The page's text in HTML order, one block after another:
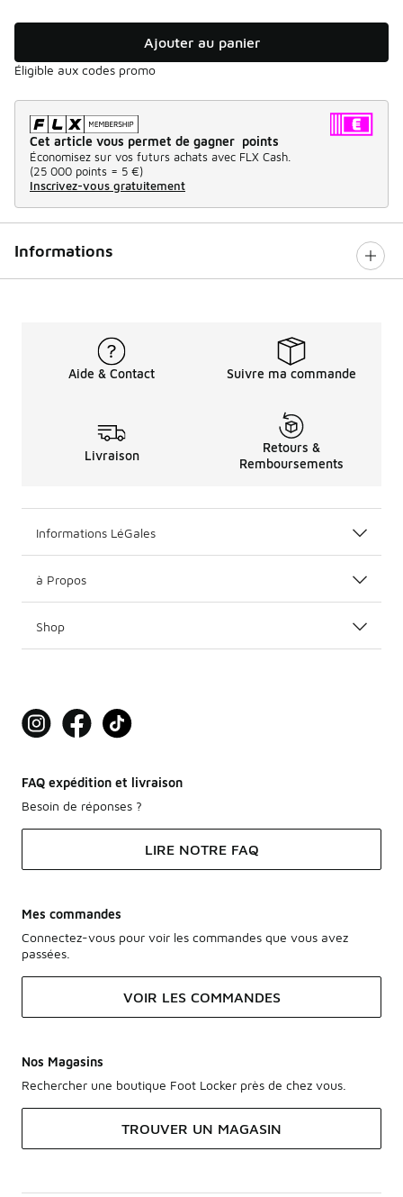
Ajouter au panier
Éligible aux codes promo
Cet article vous permet de gagner points
Économisez sur vos futurs achats avec FLX Cash.
(25 000 points = 5 €)
Inscrivez-vous gratuitement
Informations
Aide & Contact Suivre ma commande
Livraison
Retours &
Remboursements
Informations LéGales
à Propos
Shop
FAQ expédition et livraison
Besoin de réponses ?
LIRE NOTRE FAQ
Mes commandes
Connectez-vous pour voir les commandes que vous avez
passées.
VOIR LES COMMANDES
Nos Magasins
Rechercher une boutique Foot Locker près de chez vous.
TROUVER UN MAGASIN